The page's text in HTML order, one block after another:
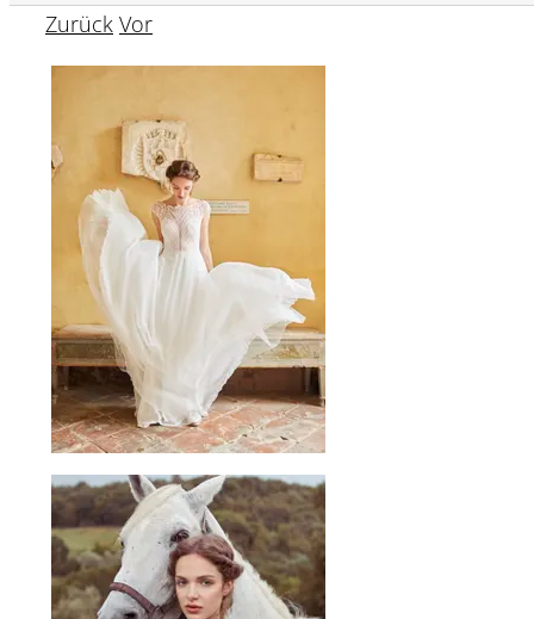
Zurück Vor